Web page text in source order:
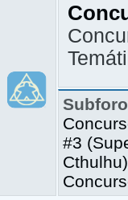
#3
Cthulhu)